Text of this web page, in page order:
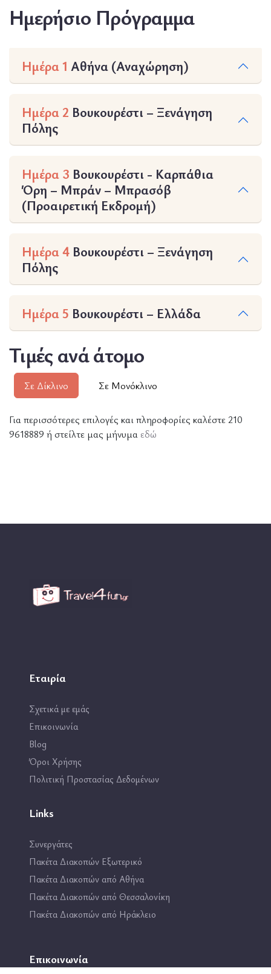
Ημερήσιο Πρόγραμμα
Ημέρα 1 Αθήνα (Αναχώρηση)
Ημέρα 2 Βουκουρέστι – Ξενάγηση
Πόλης
Ημέρα 3 Βουκουρέστι - Καρπάθια
Όρη – Μπράν – Μπρασόβ
(Προαιρετική Εκδρομή)
Ημέρα 4 Βουκουρέστι – Ξενάγηση
Πόλης
Ημέρα 5 Βουκουρέστι – Ελλάδα
Τιμές ανά άτομο
Σε Δίκλινο Σε Μονόκλινο
Για περισσότερες επιλογές και πληροφορίες καλέστε 210
9618889 ή στείλτε μας μήνυμα εδώ
Εταιρία
Σχετικά με εμάς
Επικοινωνία
Blog
Όροι Χρήσης
Πολιτική Προστασίας Δεδομένων
Links
Συνεργάτες
Πακέτα Διακοπών Εξωτερικό
Πακέτα Διακοπών από Αθήνα
Πακέτα Διακοπών από Θεσσαλονίκη
Πακέτα Διακοπών από Ηράκλειο
Επικοινωνία